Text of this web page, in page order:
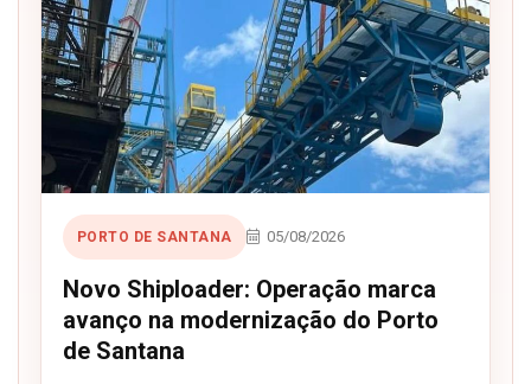
PORTO DE SANTANA 05/08/2026
Novo Shiploader: Operação marca
avanço na modernização do Porto
de Santana